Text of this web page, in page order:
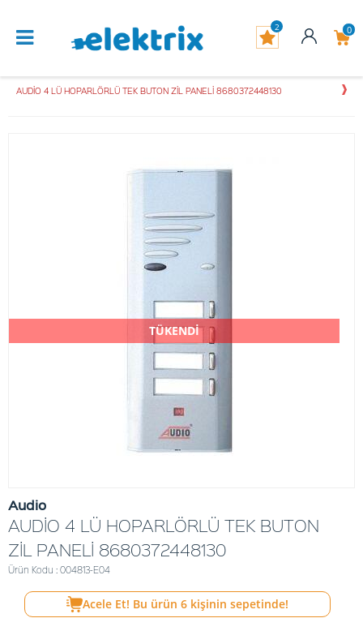
0
2
AUDİO 4 LÜ HOPARLÖRLÜ TEK BUTON ZİL PANELİ 8680372448130
TÜKENDİ
Audio
AUDİO 4 LÜ HOPARLÖRLÜ TEK BUTON
ZİL PANELİ 8680372448130
Ürün Kodu : 004813-E04
Acele Et! Bu ürün 6 kişinin sepetinde!